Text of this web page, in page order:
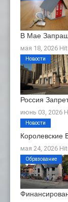
В Мае
мая 18, 2026
Россия
июнь 03, 2026
Новости
мая 24, 2026
Новости
Образование